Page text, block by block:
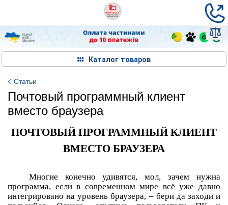
Каталог товаров
Статьи
Почтовый программный клиент
вместо браузера
ПОЧТОВЫЙ ПРОГРАММНЫЙ КЛИЕНТ
ВМЕСТО БРАУЗЕРА
Многие конечно удивятся, мол, зачем нужна
программа, если в современном мире всё уже давно
интегрировано на уровень браузера, – бери да заходи и